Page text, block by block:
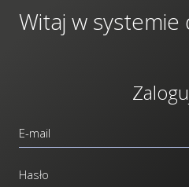
Witaj w
E-mail
Hasło